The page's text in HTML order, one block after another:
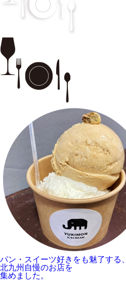
パン・スイーツ好きをも魅了する、
北九州自慢のお店を
集めました。